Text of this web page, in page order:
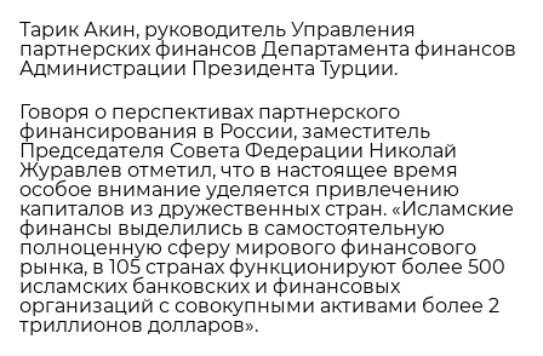
Тарик Акин, руководитель Управления
партнерских финансов Департамента финансов
Администрации Президента Турции.
Говоря о перспективах партнерского
финансирования в России, заместитель
Председателя Совета Федерации Николай
Журавлев отметил, что в настоящее время
особое внимание уделяется привлечению
капиталов из дружественных стран. «Исламские
финансы выделились в самостоятельную
полноценную сферу мирового финансового
рынка, в 105 странах функционируют более 500
исламских банковских и финансовых
организаций с совокупными активами более 2
триллионов долларов».